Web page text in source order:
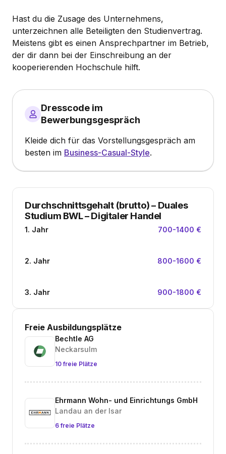
Hast du die Zusage des Unternehmens,
unterzeichnen alle Beteiligten den Studienvertrag.
Meistens gibt es einen Ansprechpartner im Betrieb,
der dir dann bei der Einschreibung an der
kooperierenden Hochschule hilft.
Dresscode im
Bewerbungsgespräch
Kleide dich für das Vorstellungsgespräch am
besten im Business-Casual-Style.
Durchschnittsgehalt (brutto)– Duales
Studium BWL – Digitaler Handel
1. Jahr 700-1400 €
2. Jahr 800-1600 €
3. Jahr 900-1800 €
Freie Ausbildungsplätze
Bechtle AG
Neckarsulm
10 freie Plätze
Ehrmann Wohn- und Einrichtungs GmbH
Landau an der Isar
6 freie Plätze